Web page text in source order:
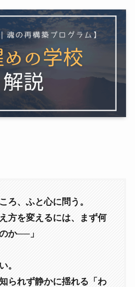
ろ、ふと心に問う。
方を変えるには、まず何
か──」
。
られず静かに揺れる「わ